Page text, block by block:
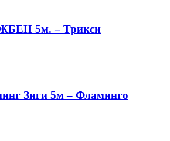
5м. – Трикси
Зиги 5м – Фламинго